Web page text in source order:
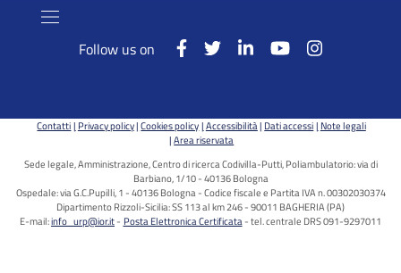
Follow us on
Contatti Privacy policy Cookies policy Accessibilità Dati accessi Note legali
Area riservata
Sede legale, Amministrazione, Centro di ricerca Codivilla-Putti, Poliambulatorio: via di
Barbiano, 1/10 - 40136 Bologna
Ospedale: via G.C.Pupilli, 1 - 40136 Bologna - Codice fiscale e Partita IVA n. 00302030374
Dipartimento Rizzoli-Sicilia: SS 113 al km 246 - 90011 BAGHERIA (PA)
E-mail:info_urp@ior.it Posta Elettronica Certificata tel. centrale DRS 091-9297011